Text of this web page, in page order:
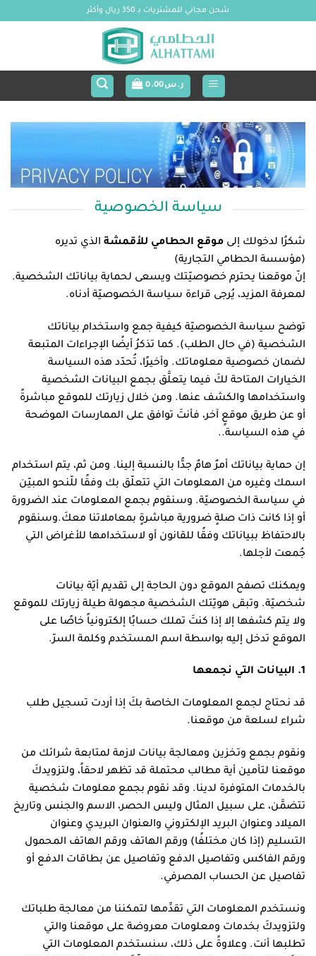
شحن مجاني للمشتريات بـ 350 ريال وأكثر
ر.س0.00
سياسة الخصوصية
شكرًا لدخولك إلى موقع الحطامي للأقمشة الذي تديره
(مؤسسة الحطامي التجارية)
إنّ موقعنا يحترم خصوصيّتك ويسعى لحماية بياناتك الشخصية.
لمعرفة المزيد، يُرجى قراءة سياسة الخصوصيّة أدناه.
توضح سياسة الخصوصيّة كيفية جمع واستخدام بياناتك
الشخصية (في حال الطلب). كما تذكرُ أيضًا الإجراءات المتبعة
لضمان خصوصية معلوماتك. وأخيرًا، تُحدّد هذه السياسة
الخيارات المتاحة لكَ فيما يتعلَّق بجمع البيانات الشخصية
واستخدامها والكشف عنها. ومن خلال زيارتك للموقع مباشرةً
أو عن طريق موقعٍ آخر، فأنتَ توافق على الممارسات الموضحة
في هذه السياسة..
إن حماية بياناتك أمرٌ هامٌ جدًّا بالنسبة إلينا. ومن ثم، يتم استخدام
اسمك وغيره من المعلومات التي تتعلّق بك وفقًا للّنحو المبيّن
في سياسة الخصوصيّة. وسنقوم بجمع المعلومات عند الضرورة
أو إذا كانت ذات صلةٍ ضرورية مباشرةٍ بمعاملاتنا معكَ.وسنقوم
بالاحتفاظ ببياناتك وفقًا للقانون أو لاستخدامها للأغراض التي
جُمعت لأجلها.
ويمكنك تصفح الموقع دون الحاجة إلى تقديم أيّة بيانات
شخصيّة. وتبقى هويّتك الشخصية مجهولة طيلة زيارتك للموقع
ولا يتم كشفها إلا إذا كنتَ تملك حسابًا إلكترونياً خاصًا على
الموقع تدخل إليه بواسطة اسم المستخدم وكلمة السرّ.
1. البيانات التي نجمعها
قد نحتاج لجمع المعلومات الخاصة بكَ إذا أردت تسجيل طلب
شراء لسلعة من موقعنا.
ونقوم بجمع وتخزين ومعالجة بيانات لازمة لمتابعة شرائك من
موقعنا لتأمين أية مطالب محتملة قد تظهر لاحقاً، ولتزويدكَ
بالخدمات المتوفرة لدينا. وقد نقوم بجمع معلومات شخصية
تتضمَّن، على سبيل المثال وليس الحصر، الاسم والجنس وتاريخ
الميلاد وعنوان البريد الإلكتروني والعنوان البريدي وعنوان
التسليم (إذا كان مختلفًا) ورقم الهاتف ورقم الهاتف المحمول
ورقم الفاكس وتفاصيل الدفع وتفاصيل عن بطاقات الدفع أو
تفاصيل عن الحساب المصرفي.
ونستخدم المعلومات التي تقدِّمها لتمكننا من معالجة طلباتك
ولتزويدكَ بخدمات ومعلومات معروضة على موقعنا والتي
تطلبها أنت. وعلاوةً على ذلك، سنستخدم المعلومات التي